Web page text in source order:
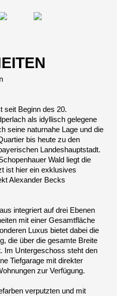
seit Beginn des 20.
als idyllisch gelegene
seine naturnahe Lage und die
bis heute zu den
Landeshauptstadt.
Wald liegt die
ist hier ein exklusives
Alexander Becks
integriert auf drei Ebenen
mit einer Gesamtfläche
Luxus bietet dabei die
die über die gesamte Breite
Im Untergeschoss steht den
Tiefgarage mit direkter
zur Verfügung.
verputzten und mit